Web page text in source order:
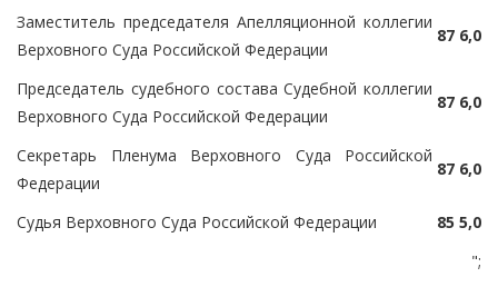
Заместитель председателя Апелляционной коллегии
Верховного Суда Российской Федерации
87 6,0
Председатель судебного состава Судебной коллегии
Верховного Суда Российской Федерации
87 6,0
Секретарь Пленума Верховного Суда Российской
Федерации
87 6,0
Судья Верховного Суда Российской Федерации 85 5,0
";